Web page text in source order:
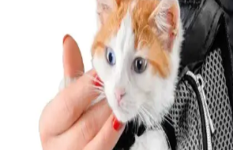
En İyi Kedi Oyuncakları: Güvenli
Seçenekler ile Kedinizin Mutluluğu
Kedinizin sağlığı ve mutluluğu için doğru
Güvenlik ve eğlenceyi bir arada sunan
atmasını sağlayın.
Kedi Korkuluğu Nedir ve Evde
İçin Nasıl Kullanılır